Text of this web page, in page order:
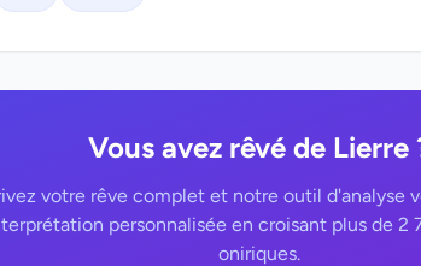
Vous avez rêvé de Lierre
votre rêve complet et notre outil d'analyse
personnalisée en croisant plus de 2
oniriques.